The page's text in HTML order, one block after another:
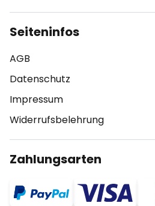
Seiteninfos
AGB
Datenschutz
Impressum
Widerrufsbelehrung
Zahlungsarten